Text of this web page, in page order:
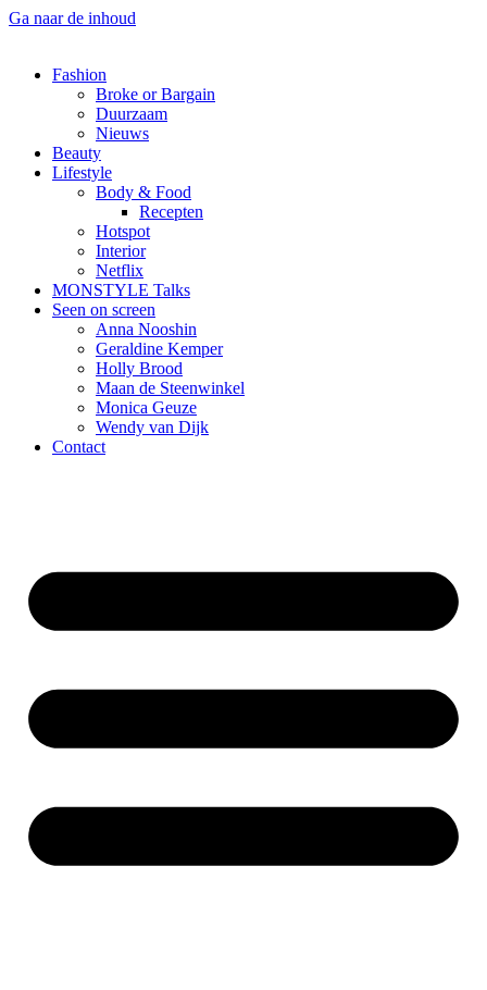
Ga naar de inhoud
Fashion
Broke or Bargain
Duurzaam
Nieuws
Beauty
Lifestyle
Body & Food
Recepten
Hotspot
Interior
Netflix
MONSTYLE Talks
Seen on screen
Anna Nooshin
Geraldine Kemper
Holly Brood
Maan de Steenwinkel
Monica Geuze
Wendy van Dijk
Contact